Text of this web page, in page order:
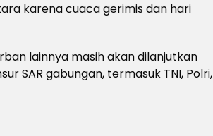
karena cuaca gerimis dan hari
lainnya masih akan dilanjutkan
SAR gabungan, termasuk TNI, Polri,